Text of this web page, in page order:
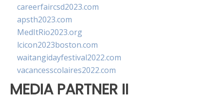
careerfaircsd2023.com
apsth2023.com
MedItRio2023.org
lcicon2023boston.com
waitangidayfestival2022.com
vacancesscolaires2022.com
MEDIA PARTNER II